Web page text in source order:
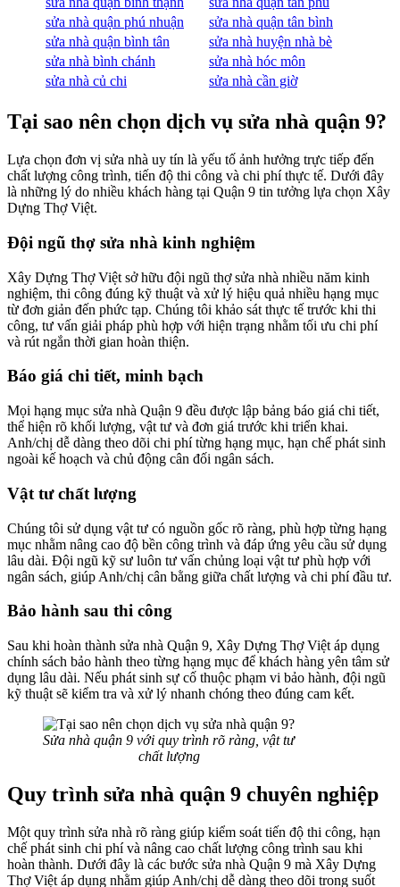
sửa nhà quận phú nhuận
sửa nhà quận tân bình
sửa nhà quận bình tân
sửa nhà huyện nhà bè
sửa nhà bình chánh
sửa nhà hóc môn
sửa nhà củ chi
sửa nhà cần giờ
Tại sao nên chọn dịch vụ sửa nhà quận 9?
Lựa chọn đơn vị sửa nhà uy tín là yếu tố ảnh hưởng trực tiếp đến
chất lượng công trình, tiến độ thi công và chi phí thực tế. Dưới đây
là những lý do nhiều khách hàng tại Quận 9 tin tưởng lựa chọn Xây
Dựng Thợ Việt.
Đội ngũ thợ sửa nhà kinh nghiệm
Xây Dựng Thợ Việt sở hữu đội ngũ thợ sửa nhà nhiều năm kinh
nghiệm, thi công đúng kỹ thuật và xử lý hiệu quả nhiều hạng mục
từ đơn giản đến phức tạp. Chúng tôi khảo sát thực tế trước khi thi
công, tư vấn giải pháp phù hợp với hiện trạng nhằm tối ưu chi phí
và rút ngắn thời gian hoàn thiện.
Báo giá chi tiết, minh bạch
Mọi hạng mục sửa nhà Quận 9 đều được lập bảng báo giá chi tiết,
thể hiện rõ khối lượng, vật tư và đơn giá trước khi triển khai.
Anh/chị dễ dàng theo dõi chi phí từng hạng mục, hạn chế phát sinh
ngoài kế hoạch và chủ động cân đối ngân sách.
Vật tư chất lượng
Chúng tôi sử dụng vật tư có nguồn gốc rõ ràng, phù hợp từng hạng
mục nhằm nâng cao độ bền công trình và đáp ứng yêu cầu sử dụng
lâu dài. Đội ngũ kỹ sư luôn tư vấn chủng loại vật tư phù hợp với
ngân sách, giúp Anh/chị cân bằng giữa chất lượng và chi phí đầu tư.
Bảo hành sau thi công
Sau khi hoàn thành sửa nhà Quận 9, Xây Dựng Thợ Việt áp dụng
chính sách bảo hành theo từng hạng mục để khách hàng yên tâm sử
dụng lâu dài. Nếu phát sinh sự cố thuộc phạm vi bảo hành, đội ngũ
kỹ thuật sẽ kiểm tra và xử lý nhanh chóng theo đúng cam kết.
Sửa nhà quận 9 với quy trình rõ ràng, vật tư
chất lượng
Quy trình sửa nhà quận 9 chuyên nghiệp
Một quy trình sửa nhà rõ ràng giúp kiểm soát tiến độ thi công, hạn
chế phát sinh chi phí và nâng cao chất lượng công trình sau khi
hoàn thành. Dưới đây là các bước sửa nhà Quận 9 mà Xây Dựng
Thợ Việt áp dụng nhằm giúp Anh/chị dễ dàng theo dõi trong suốt